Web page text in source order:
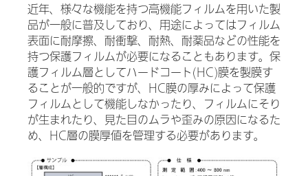
近年、様々な機能を持つ高機能フィルムを用いた製
品が一般に普及しており、用途によってはフィルム
表面に耐摩擦、耐衝撃、耐熱、耐薬品などの性能を
持つ保護フィルムが必要になることもあります。保
護フィルム層としてハードコート(HC)膜を製膜す
ることが一般的ですが、HC膜の厚みによって保護
フィルムとして機能しなかったり、フィルムにそり
が生まれたり、見た目のムラや歪みの原因になるた
め、HC層の膜厚値を管理する必要があります。